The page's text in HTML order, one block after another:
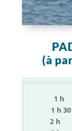
(à
1
1 h
2 h